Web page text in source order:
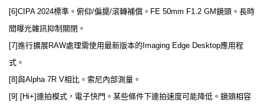
[6]CIPA 2024標準。俯仰/偏擺/滾轉補償。FE 50mm F1.2 GM鏡頭。長時
間曝光雜訊抑制關閉。
[7]進行擴展RAW處理需使用最新版本的Imaging Edge Desktop應用程
式。
[8]與Alpha 7R V相比。索尼內部測量。
[9] [Hi+]連拍模式，電子快門。某些條件下連拍速度可能降低。鏡頭相容